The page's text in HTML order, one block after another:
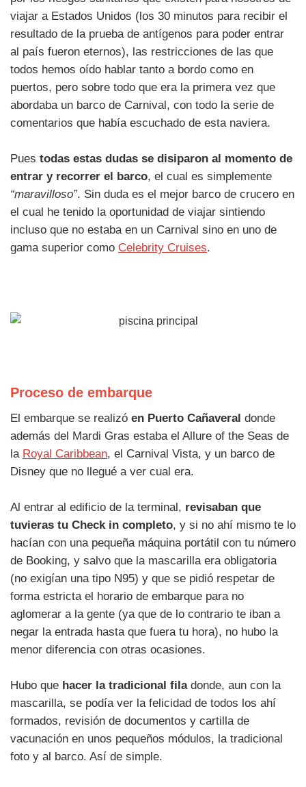
viajar a Estados Unidos (los 30 minutos para recibir el
resultado de la prueba de antígenos para poder entrar
al país fueron eternos), las restricciones de las que
todos hemos oído hablar tanto a bordo como en
puertos, pero sobre todo que era la primera vez que
abordaba un barco de Carnival, con todo la serie de
comentarios que había escuchado de esta naviera.
Pues todas estas dudas se disiparon al momento de
entrar y recorrer el barco, el cual es simplemente
“maravilloso”. Sin duda es el mejor barco de crucero en
el cual he tenido la oportunidad de viajar sintiendo
incluso que no estaba en un Carnival sino en uno de
gama superior como Celebrity Cruises.
Proceso de embarque
El embarque se realizó en Puerto Cañaveral donde
además del Mardi Gras estaba el Allure of the Seas de
la Royal Caribbean, el Carnival Vista, y un barco de
Disney que no llegué a ver cual era.
Al entrar al edificio de la terminal, revisaban que
tuvieras tu Check in completo, y si no ahí mismo te lo
hacían con una pequeña máquina portátil con tu número
de Booking, y salvo que la mascarilla era obligatoria
(no exigían una tipo N95) y que se pidió respetar de
forma estricta el horario de embarque para no
aglomerar a la gente (ya que de lo contrario te iban a
negar la entrada hasta que fuera tu hora), no hubo la
menor diferencia con otras ocasiones.
Hubo que hacer la tradicional filadonde, aun con la
mascarilla, se podía ver la felicidad de todos los ahí
formados, revisión de documentos y cartilla de
vacunación en unos pequeños módulos, la tradicional
foto y al barco. Así de simple.